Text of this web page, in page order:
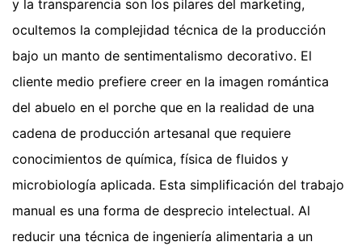
y la transparencia son los pilares del marketing,
ocultemos la complejidad técnica de la producción
bajo un manto de sentimentalismo decorativo. El
cliente medio prefiere creer en la imagen romántica
del abuelo en el porche que en la realidad de una
cadena de producción artesanal que requiere
conocimientos de química, física de fluidos y
microbiología aplicada. Esta simplificación del trabajo
manual es una forma de desprecio intelectual. Al
reducir una técnica de ingeniería alimentaria a un